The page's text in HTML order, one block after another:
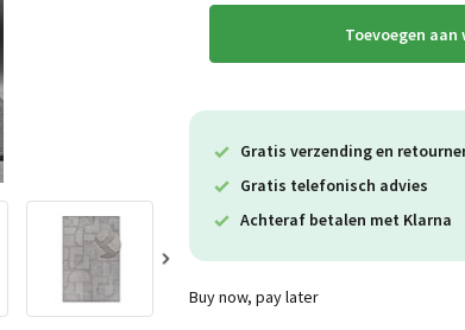
Toevoegen aan
Buy now, pay later
Gratis verzending en
Gratis telefonisch advies
Achteraf betalen met Klarna